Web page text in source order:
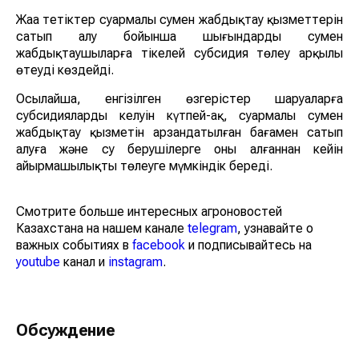
Жаңа тетіктер суармалы сумен жабдықтау қызметтерін
сатып алу бойынша шығындарды сумен
жабдықтаушыларға тікелей субсидия төлеу арқылы
өтеуді көздейді.
Осылайша, енгізілген өзгерістер шаруаларға
субсидиялардың келуін күтпей-ақ, суармалы сумен
жабдықтау қызметін арзандатылған бағамен сатып
алуға және су берушілерге оны алғаннан кейін
айырмашылықты төлеуге мүмкіндік береді.
Смотрите больше интересных агроновостей
Казахстана на нашем канале telegram, узнавайте о
важных событиях в facebook и подписывайтесь на
youtube канал и instagram.
Обсуждение